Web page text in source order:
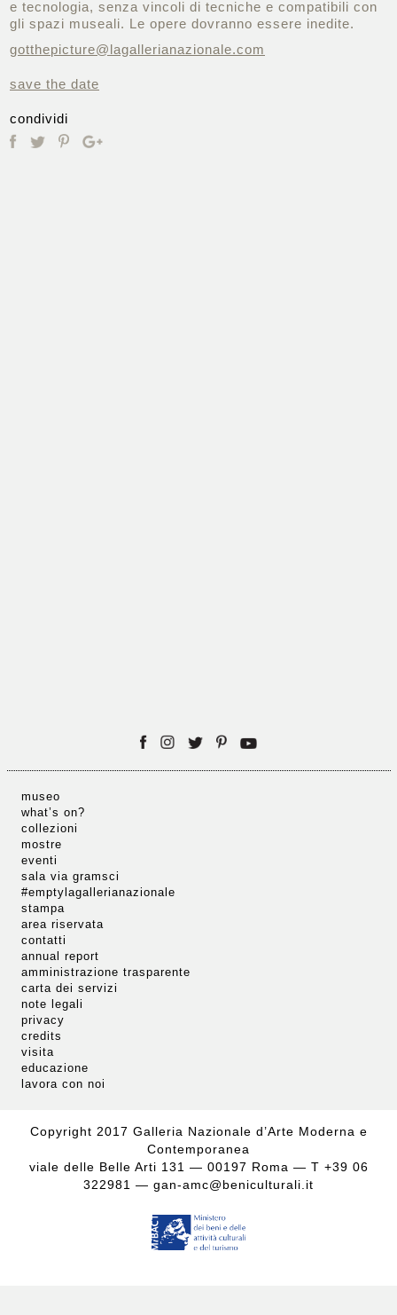
e tecnologia, senza vincoli di tecniche e compatibili con
gli spazi museali. Le opere dovranno essere inedite.
gotthepicture@lagallerianazionale.com
save the date
condividi
museo
what’s on?
collezioni
mostre
eventi
sala via gramsci
#emptylagallerianazionale
stampa
area riservata
contatti
annual report
amministrazione trasparente
carta dei servizi
note legali
privacy
credits
visita
educazione
lavora con noi
Copyright 2017 Galleria Nazionale d’Arte Moderna e
Contemporanea
viale delle Belle Arti 131 — 00197 Roma — T +39 06
322981 — gan-amc@beniculturali.it